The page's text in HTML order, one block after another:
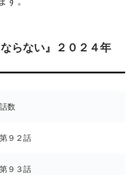
らない』２０２４年
話数
第９２話
第９３話